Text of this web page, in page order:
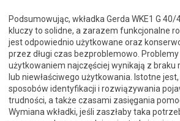
Podsumowując, wkładka Gerda WKE1 G 40/
kluczy to solidne, a zarazem funkcjonalne
jest odpowiednio użytkowane oraz
przez długi czas bezproblemowo.
użytkowaniem najczęściej wynikają z braku
lub niewłaściwego użytkowania. Istotne
sposobów identyfikacji i rozwiązywania
trudności, a także czasami zasięgania
Wymiana wkładki, jeśli zaszłaby taka